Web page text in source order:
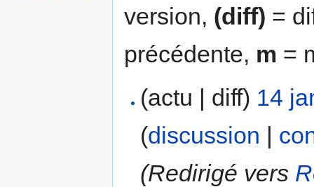
version, (diff) =
précédente, m =
(actu | diff) 14
(discussion |
(Redirigé vers